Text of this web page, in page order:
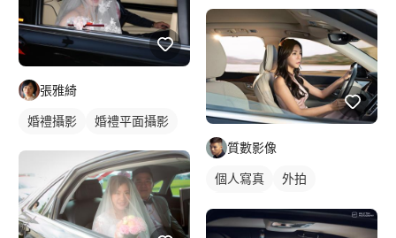
張雅綺
婚禮攝影 婚禮平面攝影
質數影像
個人寫真
外拍